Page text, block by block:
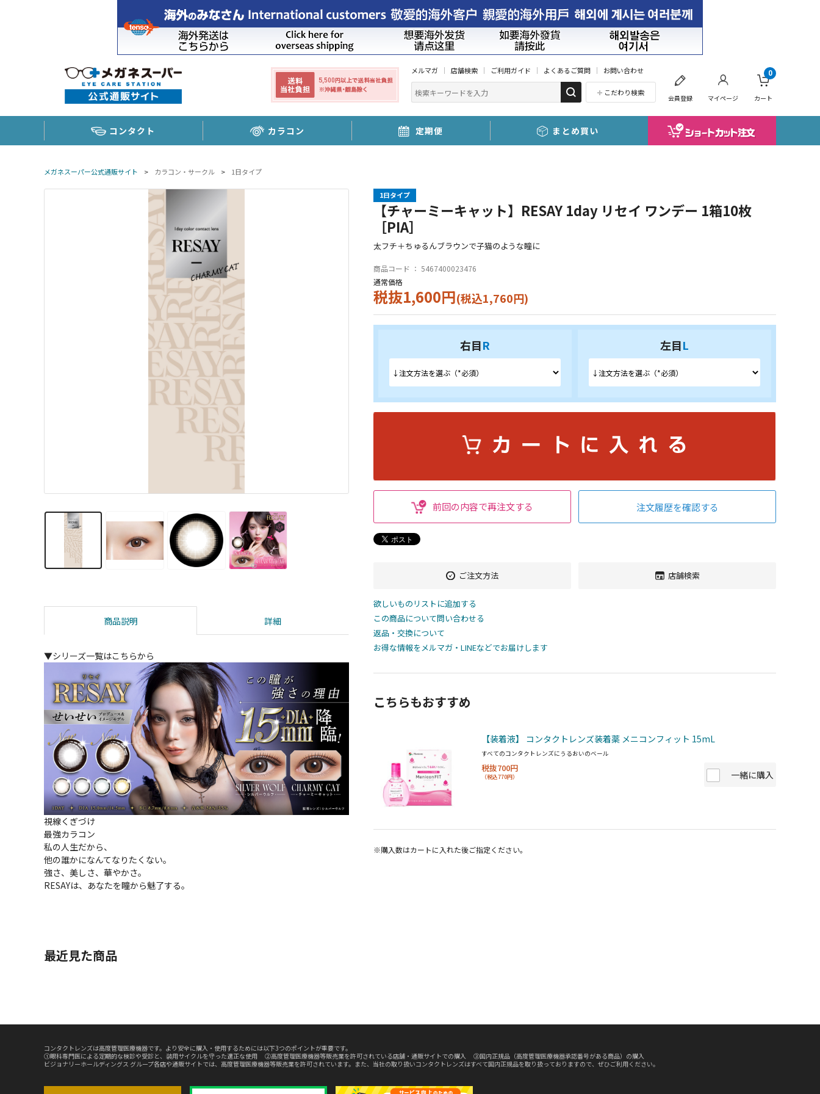
メルマガ 店舗検索 ご利用ガイド よくあるご質問 お問い合わせ
こだわり検索
会員登録 マイページ カート
0
コンタクト カラコン 定期便 まとめ買い
メガネスーパー公式通販サイト > カラコン・サークル > 1日タイプ
商品説明 詳細
▼シリーズ一覧はこちらから
視線くぎづけ
最強カラコン
私の人生だから、
他の誰かになんてなりたくない。
強さ、美しさ、華やかさ。
RESAYは、あなたを瞳から魅了する。
1日タイプ
【チャーミーキャット】RESAY 1day リセイ ワンデー 1箱10枚
［PIA］
太フチ＋ちゅるんブラウンで子猫のような瞳に
商品コード ： 5467400023476
通常価格
税抜1,600円(税込1,760円)
右目R 左目L
前回の内容で再注文する 注文履歴を確認する
ご注文方法 店舗検索
欲しいものリストに追加する
この商品について問い合わせる
返品・交換について
お得な情報をメルマガ・LINEなどでお届けします
こちらもおすすめ
【装着液】 コンタクトレンズ装着薬 メニコンフィット 15mL
すべてのコンタクトレンズにうるおいのベール
税抜700円
（税込770円） 一緒に購入
※購入数はカートに入れた後ご指定ください。
最近見た商品
コンタクトレンズは高度管理医療機器です。より安全に購入・使用するためには以下3つのポイントが重要です。
①眼科専門医による定期的な検診や受診と、装用サイクルを守った適正な使用 ②高度管理医療機器等販売業を許可されている店舗・通販サイトでの購入 ③国内正規品（高度管理医療機器承認番号がある商品）の購入
ビジョナリーホールディングス グループ各店や通販サイトでは、高度管理医療機器等販売業を許可されています。また、当社の取り扱いコンタクトレンズはすべて国内正規品を取り扱っておりますので、ぜひご利用ください。